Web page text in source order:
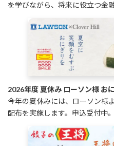
を学びながら、将来に役立つ金
2026年度 夏休み ローソン様 お
今年の夏休みには、ローソン様
配布を実施します。申込受付中。